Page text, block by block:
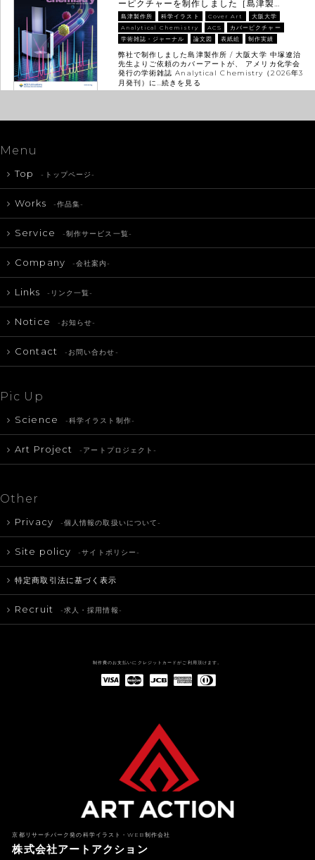
ーピクチャーを制作しました［島津製…
島津製作所 科学イラスト Cover Art
大阪大学
Analytical Chemistry
ACS
カバーピクチャー
学術雑誌・ジャーナル
論文図 表紙絵 制作実績
弊社で制作しました島津製作所 / 大阪大学 中塚遼治
先生よりご依頼のカバーアートが、 アメリカ化学会
発行の学術雑誌 Analytical Chemistry（2026年3
月発刊）に…続きを見る
Menu
Top -トップページ-
Works -作品集-
Service -制作サービス一覧-
Company -会社案内-
Links -リンク一覧-
Notice -お知らせ-
Contact -お問い合わせ-
Pic Up
Science -科学イラスト制作-
Art Project -アートプロジェクト-
Other
Privacy -個人情報の取扱いについて-
Site policy -サイトポリシー-
特定商取引法に基づく表示
Recruit -求人・採用情報-
制作費のお支払いにクレジットカードがご利用頂けます。
京都リサーチパーク発の科学イラスト・WEB制作会社
株式会社アートアクション